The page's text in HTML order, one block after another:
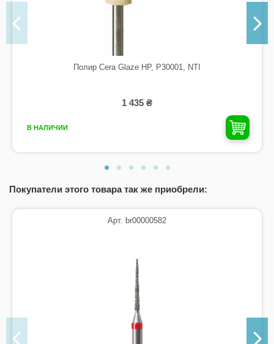
Полир Cera Glaze HP, P30001, NTI
1 435 ₴
В НАЛИЧИИ
Покупатели этого товара так же приобрели:
Арт. br00000582